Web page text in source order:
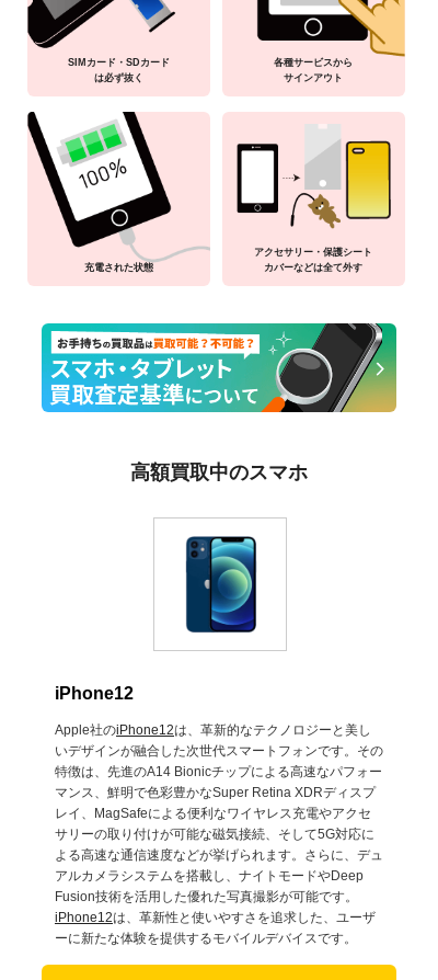
SIMカード・SDカード
は必ず抜く
各種サービスから
サインアウト
充電された状態
アクセサリー・保護シート
カバーなどは全て外す
高額買取中のスマホ
iPhone12
Apple社のiPhone12は、革新的なテクノロジーと美し
いデザインが融合した次世代スマートフォンです。その
特徴は、先進のA14 Bionicチップによる高速なパフォー
マンス、鮮明で色彩豊かなSuper Retina XDRディスプ
レイ、MagSafeによる便利なワイヤレス充電やアクセ
サリーの取り付けが可能な磁気接続、そして5G対応に
よる高速な通信速度などが挙げられます。さらに、デュ
アルカメラシステムを搭載し、ナイトモードやDeep
Fusion技術を活用した優れた写真撮影が可能です。
iPhone12は、革新性と使いやすさを追求した、ユーザ
ーに新たな体験を提供するモバイルデバイスです。